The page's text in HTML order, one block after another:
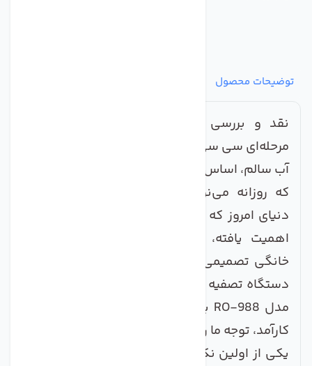
توضیحات محصول
مرحله‌ای سی سی کا (C.C.K) مدل RO-988
آب سالم، اساس سلامتی است، اما آیا از کیفیت آبی
که روزانه می‌نوشید، اطمینان کامل دارید؟ در
دنیای امروز که دغدغه‌های سلامتی بیش از پیش
اهمیت یافته، انتخاب یک دستگاه تصفیه آب
خانگی تصمیمی هوشمندانه است. در این میان،
مدل RO-988 به عنوان یک گزینه قابل اعتماد و
کارآمد، توجه ما را به خود جلب کرد.
یکی از اولین نکاتی که در بررسی این محصول به